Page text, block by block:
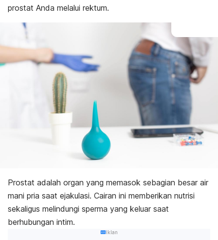
prostat Anda melalui rektum.
Prostat adalah organ yang memasok sebagian besar air
mani pria saat ejakulasi. Cairan ini memberikan nutrisi
sekaligus melindungi sperma yang keluar saat
berhubungan intim.
Iklan